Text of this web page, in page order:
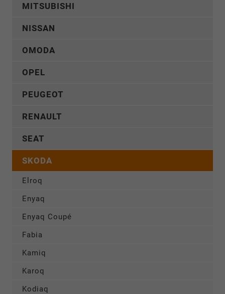
MITSUBISHI
NISSAN
OMODA
OPEL
PEUGEOT
RENAULT
SEAT
SKODA
Elroq
Enyaq
Enyaq Coupé
Fabia
Kamiq
Karoq
Kodiaq